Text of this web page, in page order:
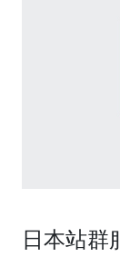
日本站群